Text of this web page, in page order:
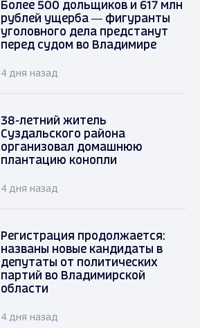
Более 500 дольщиков и 617 млн
рублей ущерба — фигуранты
уголовного дела предстанут
перед судом во Владимире
4 дня назад
38-летний житель
Суздальского района
организовал домашнюю
плантацию конопли
4 дня назад
Регистрация продолжается:
названы новые кандидаты в
депутаты от политических
партий во Владимирской
области
4 дня назад